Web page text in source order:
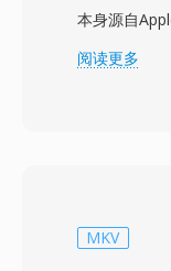
本身源自
的atom/box
略图等高级
阅读更多
MKV